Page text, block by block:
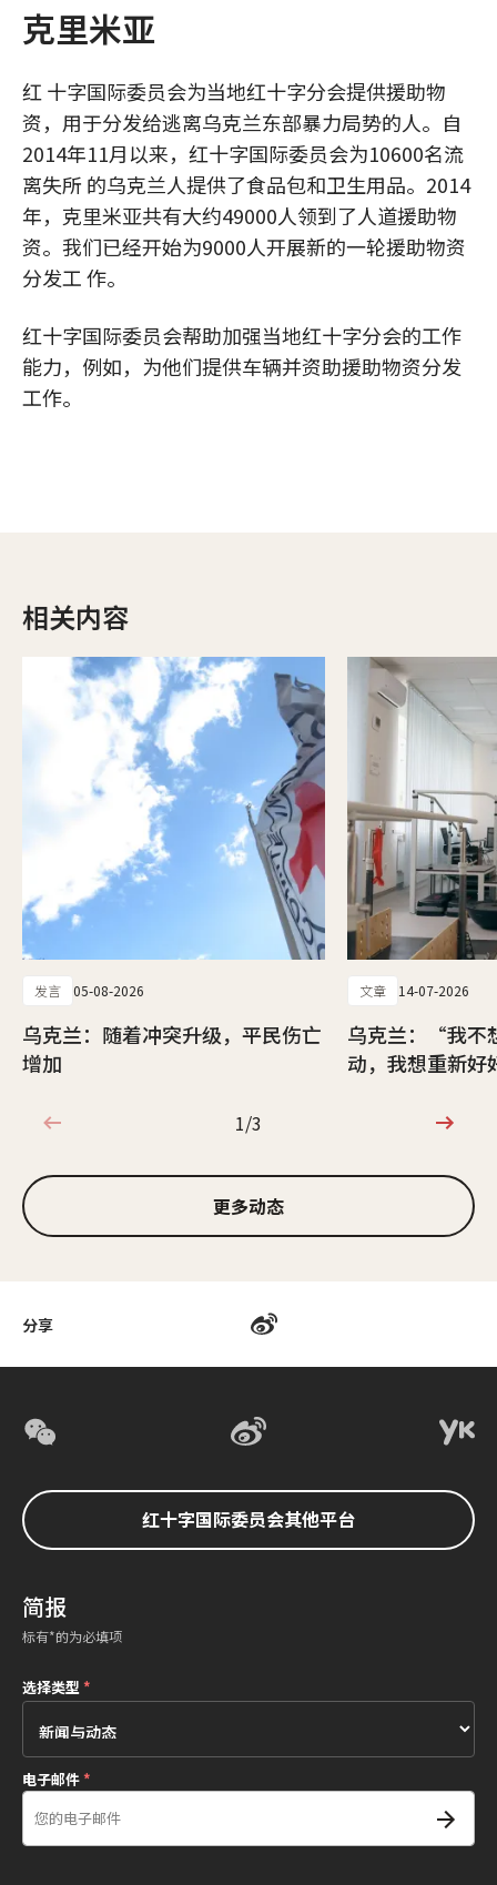
分享
克里米亚
红 十字国际委员会为当地红十字分会提供援助物
资，用于分发给逃离乌克兰东部暴力局势的人。自
2014年11月以来，红十字国际委员会为10600名流
离失所 的乌克兰人提供了食品包和卫生用品。2014
年，克里米亚共有大约49000人领到了人道援助物
资。我们已经开始为9000人开展新的一轮援助物资
分发工 作。
红十字国际委员会帮助加强当地红十字分会的工作
能力，例如，为他们提供车辆并资助援助物资分发
工作。
相关内容
发言 05-08-2026
乌克兰：随着冲突升级，平民伤亡
增加
文章 14-07-2026
乌克兰：“我不
动，我想重新
1/3
1/3
更多动态
红十字国际委员会其他平台
简报
标有*的为必填项
选择类型*
电子邮件*